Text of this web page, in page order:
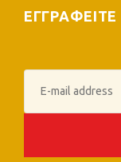
ΕΓΓΡΑΦΕΙΤΕ